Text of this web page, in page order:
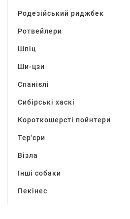
Родезійський риджбек
Ротвейлери
Шпіц
Ши-цзи
Спанієлі
Сибірські хаскі
Короткошерсті пойнтери
Тер'єри
Візла
Інші собаки
Пекінес